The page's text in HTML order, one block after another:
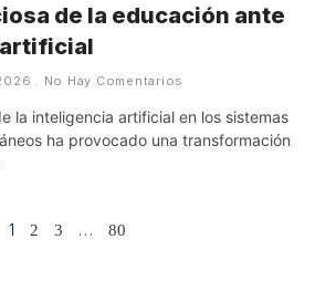
de la educación ante
No Hay Comentarios
la inteligencia artificial en los sistemas
ha provocado una transformación
1 2 3 … 80